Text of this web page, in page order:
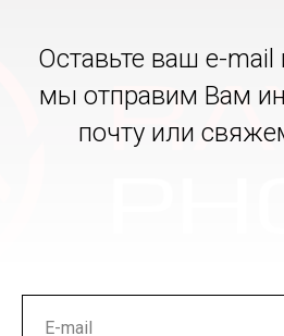
Оставьте ваш e-mail
мы отправим Вам
почту или